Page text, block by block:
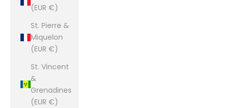
(EUR €)
St. Pierre &
Miquelon
(EUR €)
St. Vincent
&
Grenadines
(EUR €)